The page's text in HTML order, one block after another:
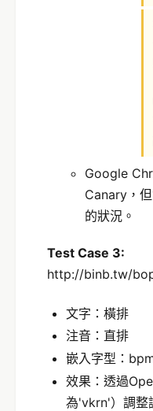
Google
Canary，
的狀況。
Test Case 3:
http://binb.tw/
文字：橫排
注音：直排
嵌入字型：
效果：透過
為'vkrn'）調整